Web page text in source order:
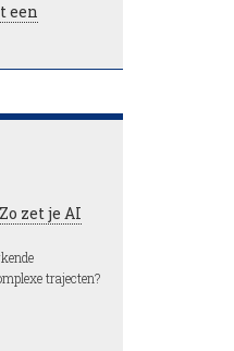
een
zet je AI
trajecten?